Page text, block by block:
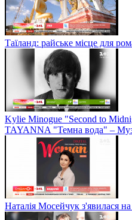
Таїланд: райське місце для
Kylie Minogue "Second to
TAYANNA "Темна вода" –
Наталія Мосейчук з'явилася